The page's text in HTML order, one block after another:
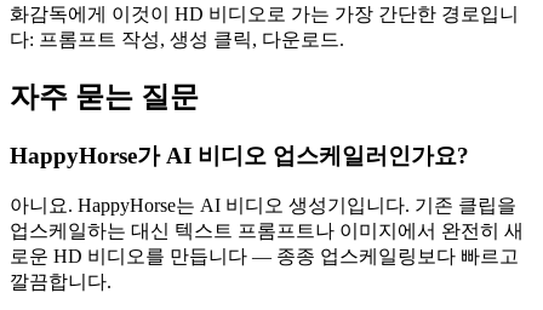
화감독에게 이것이 HD 비디오로 가는 가장 간단한 경로입니
다: 프롬프트 작성, 생성 클릭, 다운로드.
자주 묻는 질문
HappyHorse가 AI 비디오 업스케일러인가요?
아니요. HappyHorse는 AI 비디오 생성기입니다. 기존 클립을
업스케일하는 대신 텍스트 프롬프트나 이미지에서 완전히 새
로운 HD 비디오를 만듭니다 — 종종 업스케일링보다 빠르고
깔끔합니다.